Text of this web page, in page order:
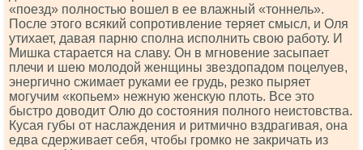
«поезд» полностью вошел в ее влажный «тоннель».
После этого всякий сопротивление теряет смысл, и Оля
утихает, давая парню сполна исполнить свою работу. И
Мишка старается на славу. Он в мгновение засыпает
плечи и шею молодой женщины звездопадом поцелуев,
энергично сжимает руками ее грудь, резко пыряет
могучим «копьем» нежную женскую плоть. Все это
быстро доводит Олю до состояния полного неистовства.
Кусая губы от наслаждения и ритмично вздрагивая, она
едва сдерживает себя, чтобы громко не закричать из